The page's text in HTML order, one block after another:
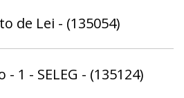
de Lei - (135054)
- 1 - SELEG - (135124)